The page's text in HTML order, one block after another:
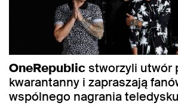
OneRepublicstworzyli utwór
kwarantanny i zapraszają
wspólnego nagrania teledysku